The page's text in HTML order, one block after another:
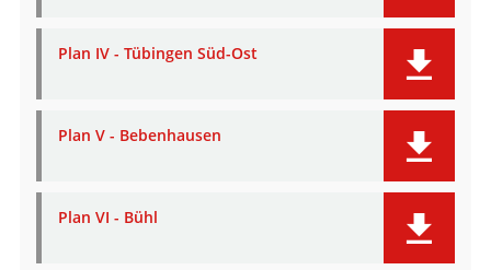
Plan IV - Tübingen Süd-Ost
Plan V - Bebenhausen
Plan VI - Bühl